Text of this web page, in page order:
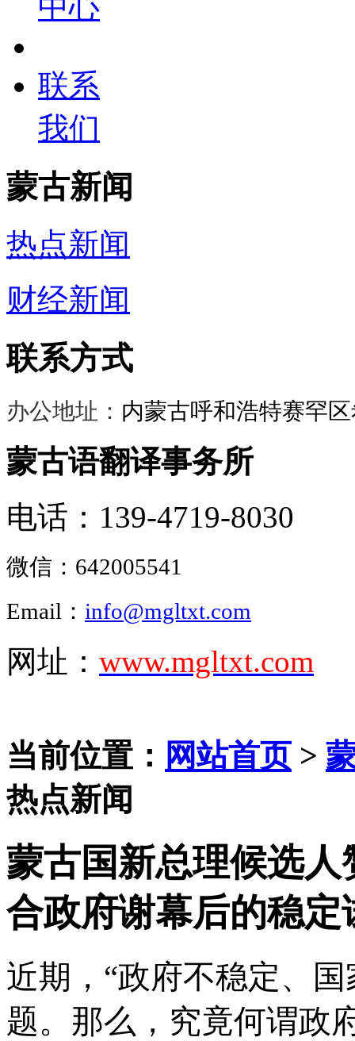
联系
我们
蒙古新闻
热点新闻
财经新闻
联系方式
办公地址： 内蒙古呼和浩特赛罕
蒙古语翻译事务所
电话：139-4719-8030
微信： 642005541
Email： info@mgltxt.com
网址： www.mgltxt.com
当前位置： 网站首页>
热点新闻
蒙古国新总理候选
合政府谢幕后的稳定
近期， “政府不稳定、
题。那么，究竟何谓政